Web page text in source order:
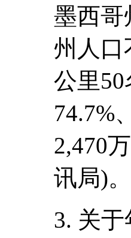
墨西哥
州人口
公里
74.7%
2,470
讯局)。
3. 关